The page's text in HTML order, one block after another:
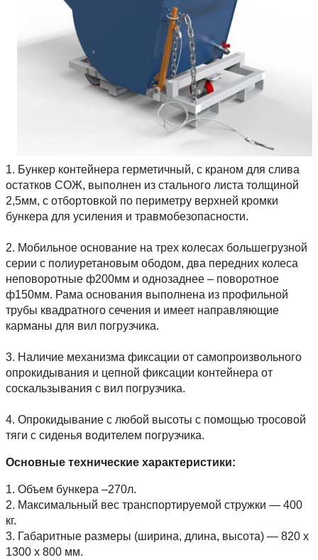
1. Бункер контейнера герметичный, с краном для слива
остатков СОЖ, выполнен из стального листа толщиной
2,5мм, с отбортовкой по периметру верхней кромки
бункера для усиления и травмобезопасности.
2. Мобильное основание на трех колесах большегрузной
серии с полиуретановым ободом, два передних колеса
неповоротные ф200мм и однозаднее – поворотное
ф150мм. Рама основания выполнена из профильной
трубы квадратного сечения и имеет направляющие
карманы для вил погрузчика.
3. Наличие механизма фиксации от самопроизвольного
опрокидывания и цепной фиксации контейнера от
соскальзывания с вил погрузчика.
4. Опрокидывание с любой высоты с помощью тросовой
тяги с сиденья водителем погрузчика.
Основные технические характеристики:
1. Объем бункера –270л.
2. Максимальный вес транспортируемой стружки — 400
кг.
3. Габаритные размеры (ширина, длина, высота) — 820 х
1300 х 800 мм.